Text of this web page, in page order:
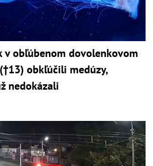
obľúbenom dovolenkovom
obkľúčili medúzy,
nedokázali